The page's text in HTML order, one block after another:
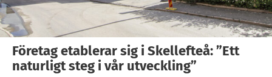
Företag etablerar sig i Skellefteå: ”Ett
naturligt steg i vår utveckling”